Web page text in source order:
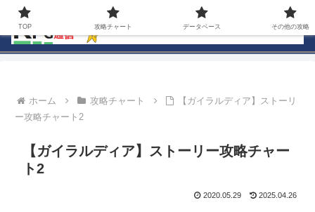
ホーム 攻略チャート
【ガイラルディア】ストーリ
ー攻略チャート2
【ガイラルディア】ストーリー攻略チャー
ト2
2020.05.29 2025.04.26
TOP 攻略チャート データベース その他の攻略